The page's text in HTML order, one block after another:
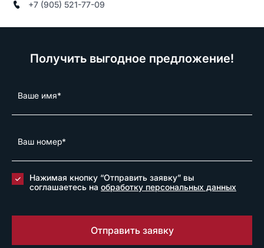
+7 (905) 521-77-09
Получить выгодное предложение!
Нажимая кнопку “Отправить заявку” вы
соглашаетесь на обработку персональных данных
Отправить заявку